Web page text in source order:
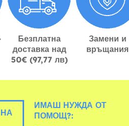
Безплатна
доставка над
50€ (97,77 лв)
Замени и
връщания
ИМАШ НУЖДА ОТ
ПОМОЩ?: